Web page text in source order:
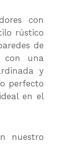
con
rústico
de
con una
y
perfecto
en el
nuestro